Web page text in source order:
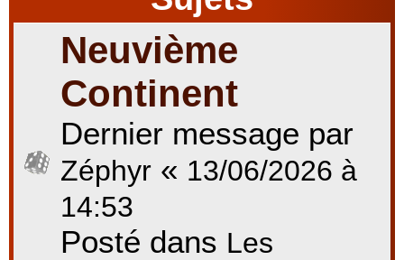
Neuvième
Continent
Dernier message par
Zéphyr « 13/06/2026 à
14:53
Posté dans Les